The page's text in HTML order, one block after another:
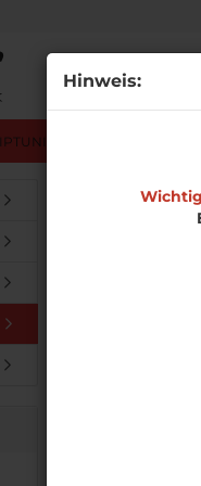
Hinweis:
Alle
ÜBERSICHT
» Opel